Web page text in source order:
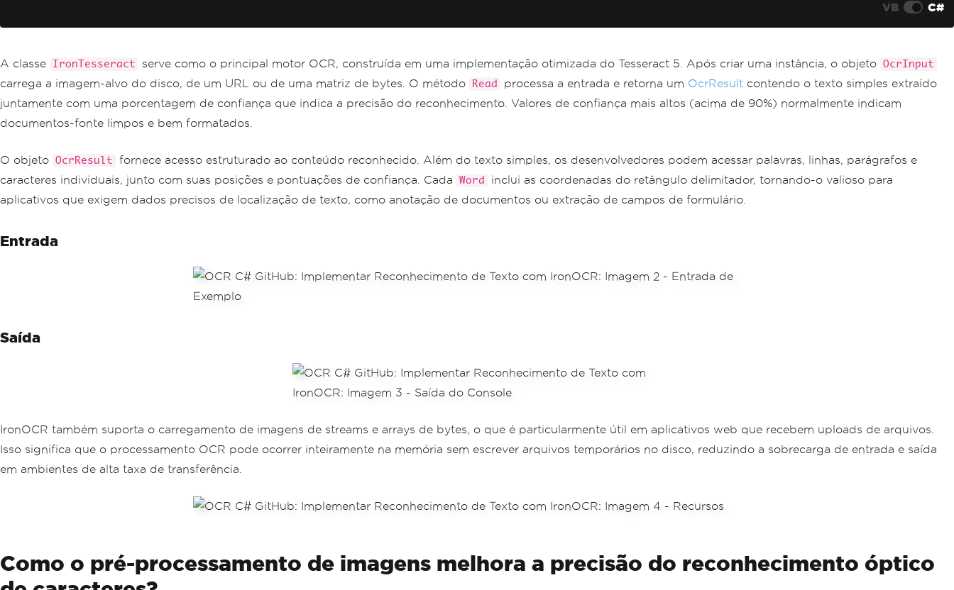
VB C#
A classe IronTesseract serve como o principal motor OCR, construída em uma implementação otimizada do Tesseract 5. Após criar uma instância, o objeto OcrInput
carrega a imagem-alvo do disco, de um URL ou de uma matriz de bytes. O método Read processa a entrada e retorna um OcrResult contendo o texto simples extraído
juntamente com uma porcentagem de confiança que indica a precisão do reconhecimento. Valores de confiança mais altos (acima de 90%) normalmente indicam
documentos-fonte limpos e bem formatados.
O objeto OcrResult
fornece acesso estruturado ao conteúdo reconhecido. Além do texto simples, os desenvolvedores podem acessar palavras, linhas, parágrafos e
caracteres individuais, junto com suas posições e pontuações de confiança. Cada
Word
inclui as coordenadas do retângulo delimitador, tornando-o valioso para
aplicativos que exigem dados precisos de localização de texto, como anotação de documentos ou extração de campos de formulário.
Entrada
Saída
IronOCR também suporta o carregamento de imagens de streams e arrays de bytes, o que é particularmente útil em aplicativos web que recebem uploads de arquivos.
Isso significa que o processamento OCR pode ocorrer inteiramente na memória sem escrever arquivos temporários no disco, reduzindo a sobrecarga de entrada e saída
em ambientes de alta taxa de transferência.
Como o pré-processamento de imagens melhora a precisão do reconhecimento óptico